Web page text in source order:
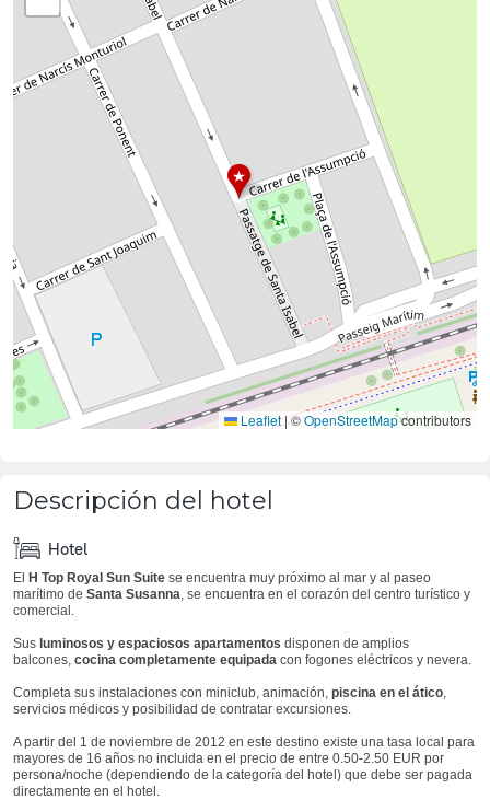
Leaflet |©OpenStreetMapcontributors
Descripción del hotel
Hotel
El H Top Royal Sun Suite se encuentra muy próximo al mar y al paseo
marítimo de Santa Susanna , se encuentra en el corazón del centro turístico y
comercial.
Sus luminosos y espaciosos apartamentos disponen de amplios
balcones, cocina completamente equipada con fogones eléctricos y nevera.
Completa sus instalaciones con miniclub, animación, piscina en el ático
servicios médicos y posibilidad de contratar excursiones.
A partir del 1 de noviembre de 2012 en este destino existe una tasa local para
mayores de 16 años no incluida en el precio de entre 0.50-2.50 EUR por
persona/noche (dependiendo de la categoría del hotel) que debe ser pagada
directamente en el hotel.